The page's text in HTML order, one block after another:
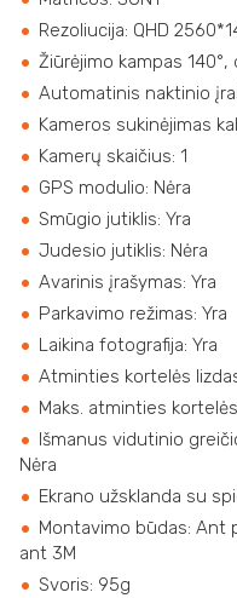
Rezoliucija: QHD
Žiūrėjimo kampas 140°,
Automatinis naktinio
Kameros sukinėjimas
Kamerų skaičius: 1
GPS modulio: Nėra
Smūgio jutiklis: Yra
Judesio jutiklis: Nėra
Avarinis įrašymas: Yra
Parkavimo režimas: Yra
Laikina fotografija: Yra
Atminties kortelės
Maks. atminties
Išmanus vidutinio
Nėra
Ekrano užsklanda su
Montavimo būdas: Ant
ant 3M
Svoris: 95g